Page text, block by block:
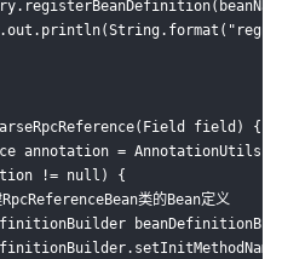
field) {
annotation =
!= null) {
类的Bean定义